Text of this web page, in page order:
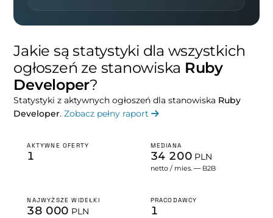
Jakie są statystyki dla wszystkich
ogłoszeń ze stanowiska Ruby
Developer?
Statystyki z aktywnych ogłoszeń dla stanowiska Ruby
Developer.Zobacz pełny raport
AKTYWNE OFERTY
1
MEDIANA
34 200 PLN
netto / mies. — B2B
NAJWYŻSZE WIDEŁKI
38 000 PLN
PRACODAWCY
1